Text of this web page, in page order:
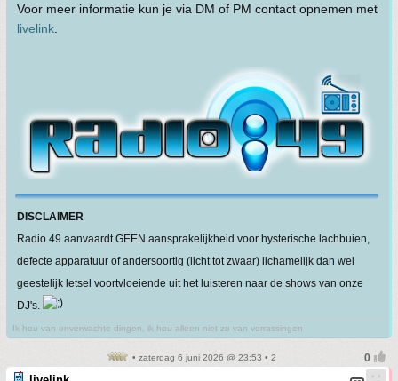
Voor meer informatie kun je via DM of PM contact opnemen met
livelink
DISCLAIMER
Radio 49 aanvaardt GEEN aansprakelijkheid voor hysterische lachbuien,
defecte apparatuur of andersoortig (licht tot zwaar) lichamelijk dan wel
geestelijk letsel voortvloeiende uit het luisteren naar de shows van onze
DJ's.
Ik hou van onverwachte dingen, ik hou alleen niet zo van verrassingen
• zaterdag 6 juni 2026 @ 23:53 • 2